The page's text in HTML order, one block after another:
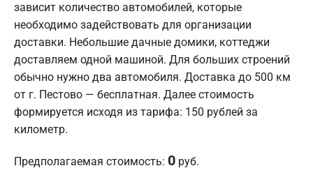
зависит количество автомобилей, которые
необходимо задействовать для организации
доставки. Небольшие дачные домики, коттеджи
доставляем одной машиной. Для больших строений
обычно нужно два автомобиля. Доставка до 500 км
от г. Пестово — бесплатная. Далее стоимость
формируется исходя из тарифа: 150 рублей за
километр.
Предполагаемая стоимость: 0 руб.